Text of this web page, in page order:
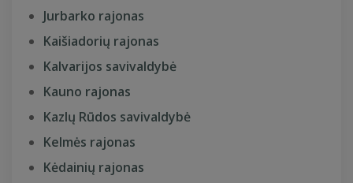
Jurbarko rajonas
Kaišiadorių rajonas
Kalvarijos savivaldybė
Kauno rajonas
Kazlų Rūdos savivaldybė
Kelmės rajonas
Kėdainių rajonas